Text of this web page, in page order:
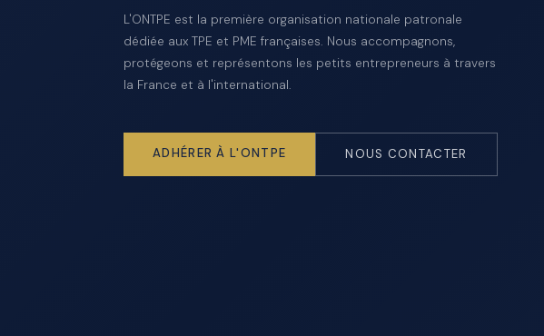
L'ONTPE est la première organisation nationale patronale
dédiée aux TPE et PME françaises. Nous accompagnons,
protégeons et représentons les petits entrepreneurs à travers
la France et à l'international.
ADHÉRER À L'ONTPE NOUS CONTACTER